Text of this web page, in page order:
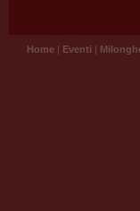
Home | Eventi |